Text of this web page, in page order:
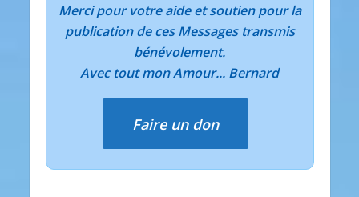
Merci pour votre aide et soutien pour la
publication de ces Messages transmis
bénévolement.
Avec tout mon Amour... Bernard
Faire un don